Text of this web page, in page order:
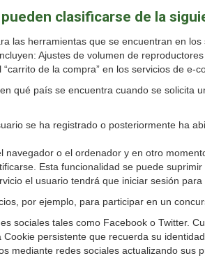
clasificarse de la
las herramientas que se encuentran en
Ajustes de volumen de
de la compra” en los servicios de e-
qué país se encuentra cuando se solicita
se ha registrado o posteriormente ha
o el ordenador y en otro
Esta funcionalidad se puede
el usuario tendrá que iniciar sesión para
por ejemplo, para participar en un
sociales tales como Facebook o Twitter.
persistente que recuerda su
mediante redes sociales actualizando sus